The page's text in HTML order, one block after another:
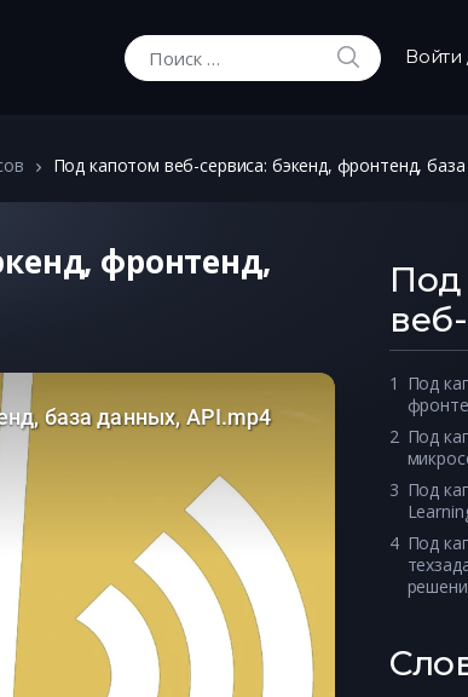
Искать:
ИСКАТЬВойти
Под капотом веб-сервиса: бэкенд, фронтенд,
фронтенд,
Под
1
Под
2 Под
3 Под
4 Под